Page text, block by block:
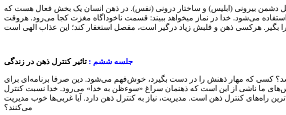
دشمن بیرونی (ابلیس) و ساختار درونی (نفس). در ذهن انسان یک بخش فعال هست که
می‌شود. خدا در نماز میخواهد ببیند: قسمت ناخود‌اگاه مغزت کجا می‌رود. هروقت
جلسه ششم : تاثیر کنترل ذهن در زندگی
کسی که مهار ذهنش را در دست بگیرد، خوش‌فهم می‌شود. دین صرفا برنامه‌ای برای
ما ناشی از این است که ذهنمان سراغ «سوءظن به خدا» می‌رود. خدا نسبت کنترل
کنترل ذهن است. مدیریت، نیاز به کنترل ذهن دارد. آیا غربی‌ها خوب مدیریت
می‌کنند؟